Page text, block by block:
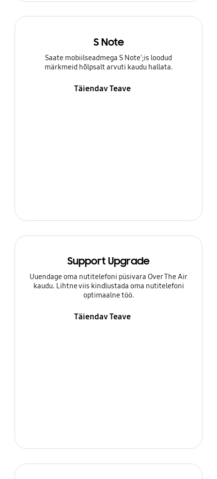
S Note
Saate mobiilseadmega S Note';is loodud
märkmeid hõlpsalt arvuti kaudu hallata.
Täiendav Teave
Support Upgrade
Uuendage oma nutitelefoni püsivara Over The Air
kaudu. Lihtne viis kindlustada oma nutitelefoni
optimaalne töö.
Täiendav Teave